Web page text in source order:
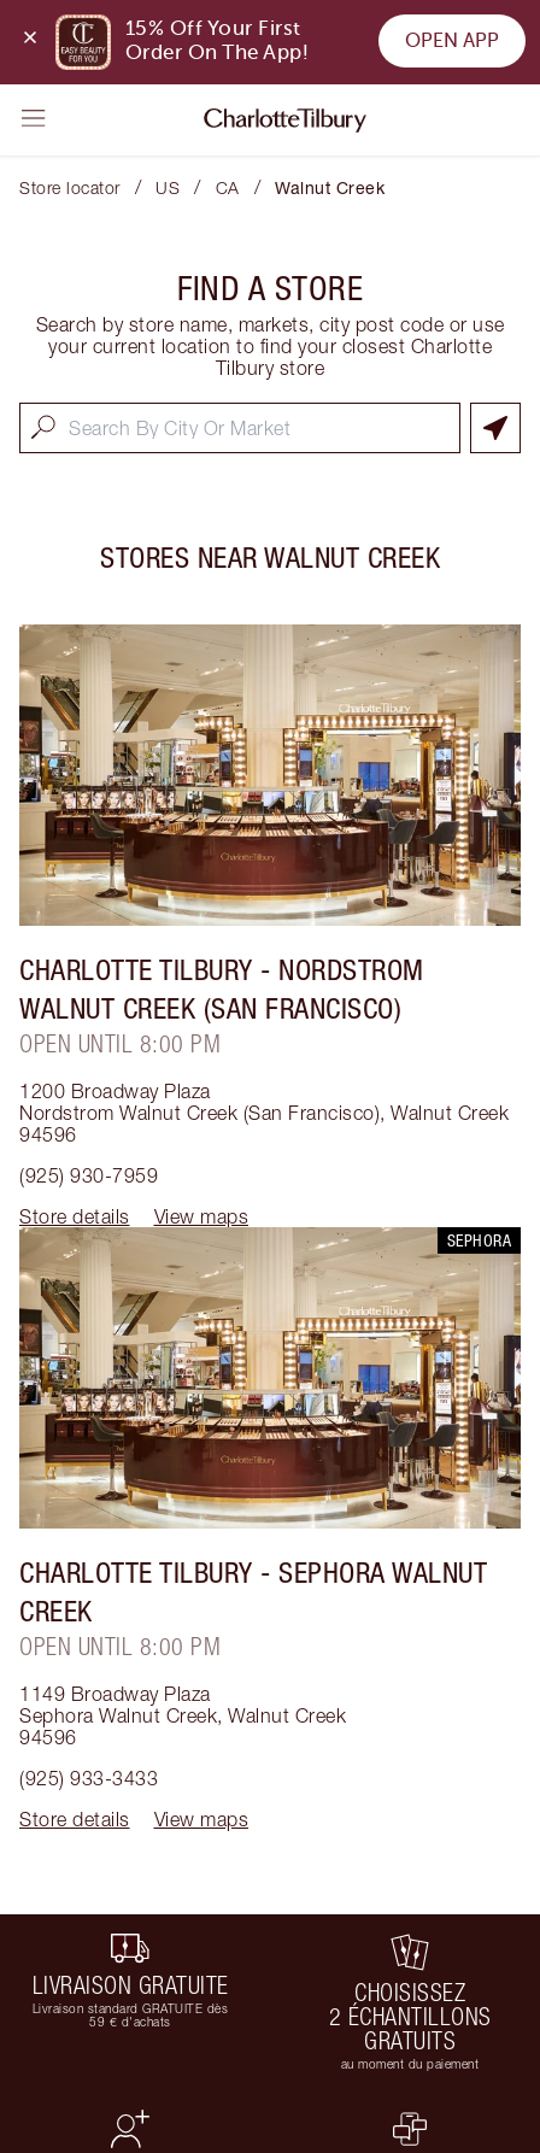
15% Off Your First
Order On The App!
OPEN APP
Store locator / US / CA / Walnut Creek
FIND A STORE
Search by store name, markets, city post code or use
your current location to find your closest Charlotte
Tilbury store
STORES NEAR WALNUT CREEK
CHARLOTTE TILBURY - NORDSTROM
WALNUT CREEK (SAN FRANCISCO)
OPEN UNTIL 8:00 PM
1200 Broadway Plaza
Nordstrom Walnut Creek (San Francisco), Walnut Creek
94596
(925) 930-7959
Store details
View maps
SEPHORA
CHARLOTTE TILBURY - SEPHORA WALNUT
CREEK
OPEN UNTIL 8:00 PM
1149 Broadway Plaza
Sephora Walnut Creek, Walnut Creek
94596
(925) 933-3433
Store details
View maps
LIVRAISON GRATUITE
Livraison standard GRATUITE dès
59 € d'achats
CHOISISSEZ
2 ÉCHANTILLONS
GRATUITS
au moment du paiement